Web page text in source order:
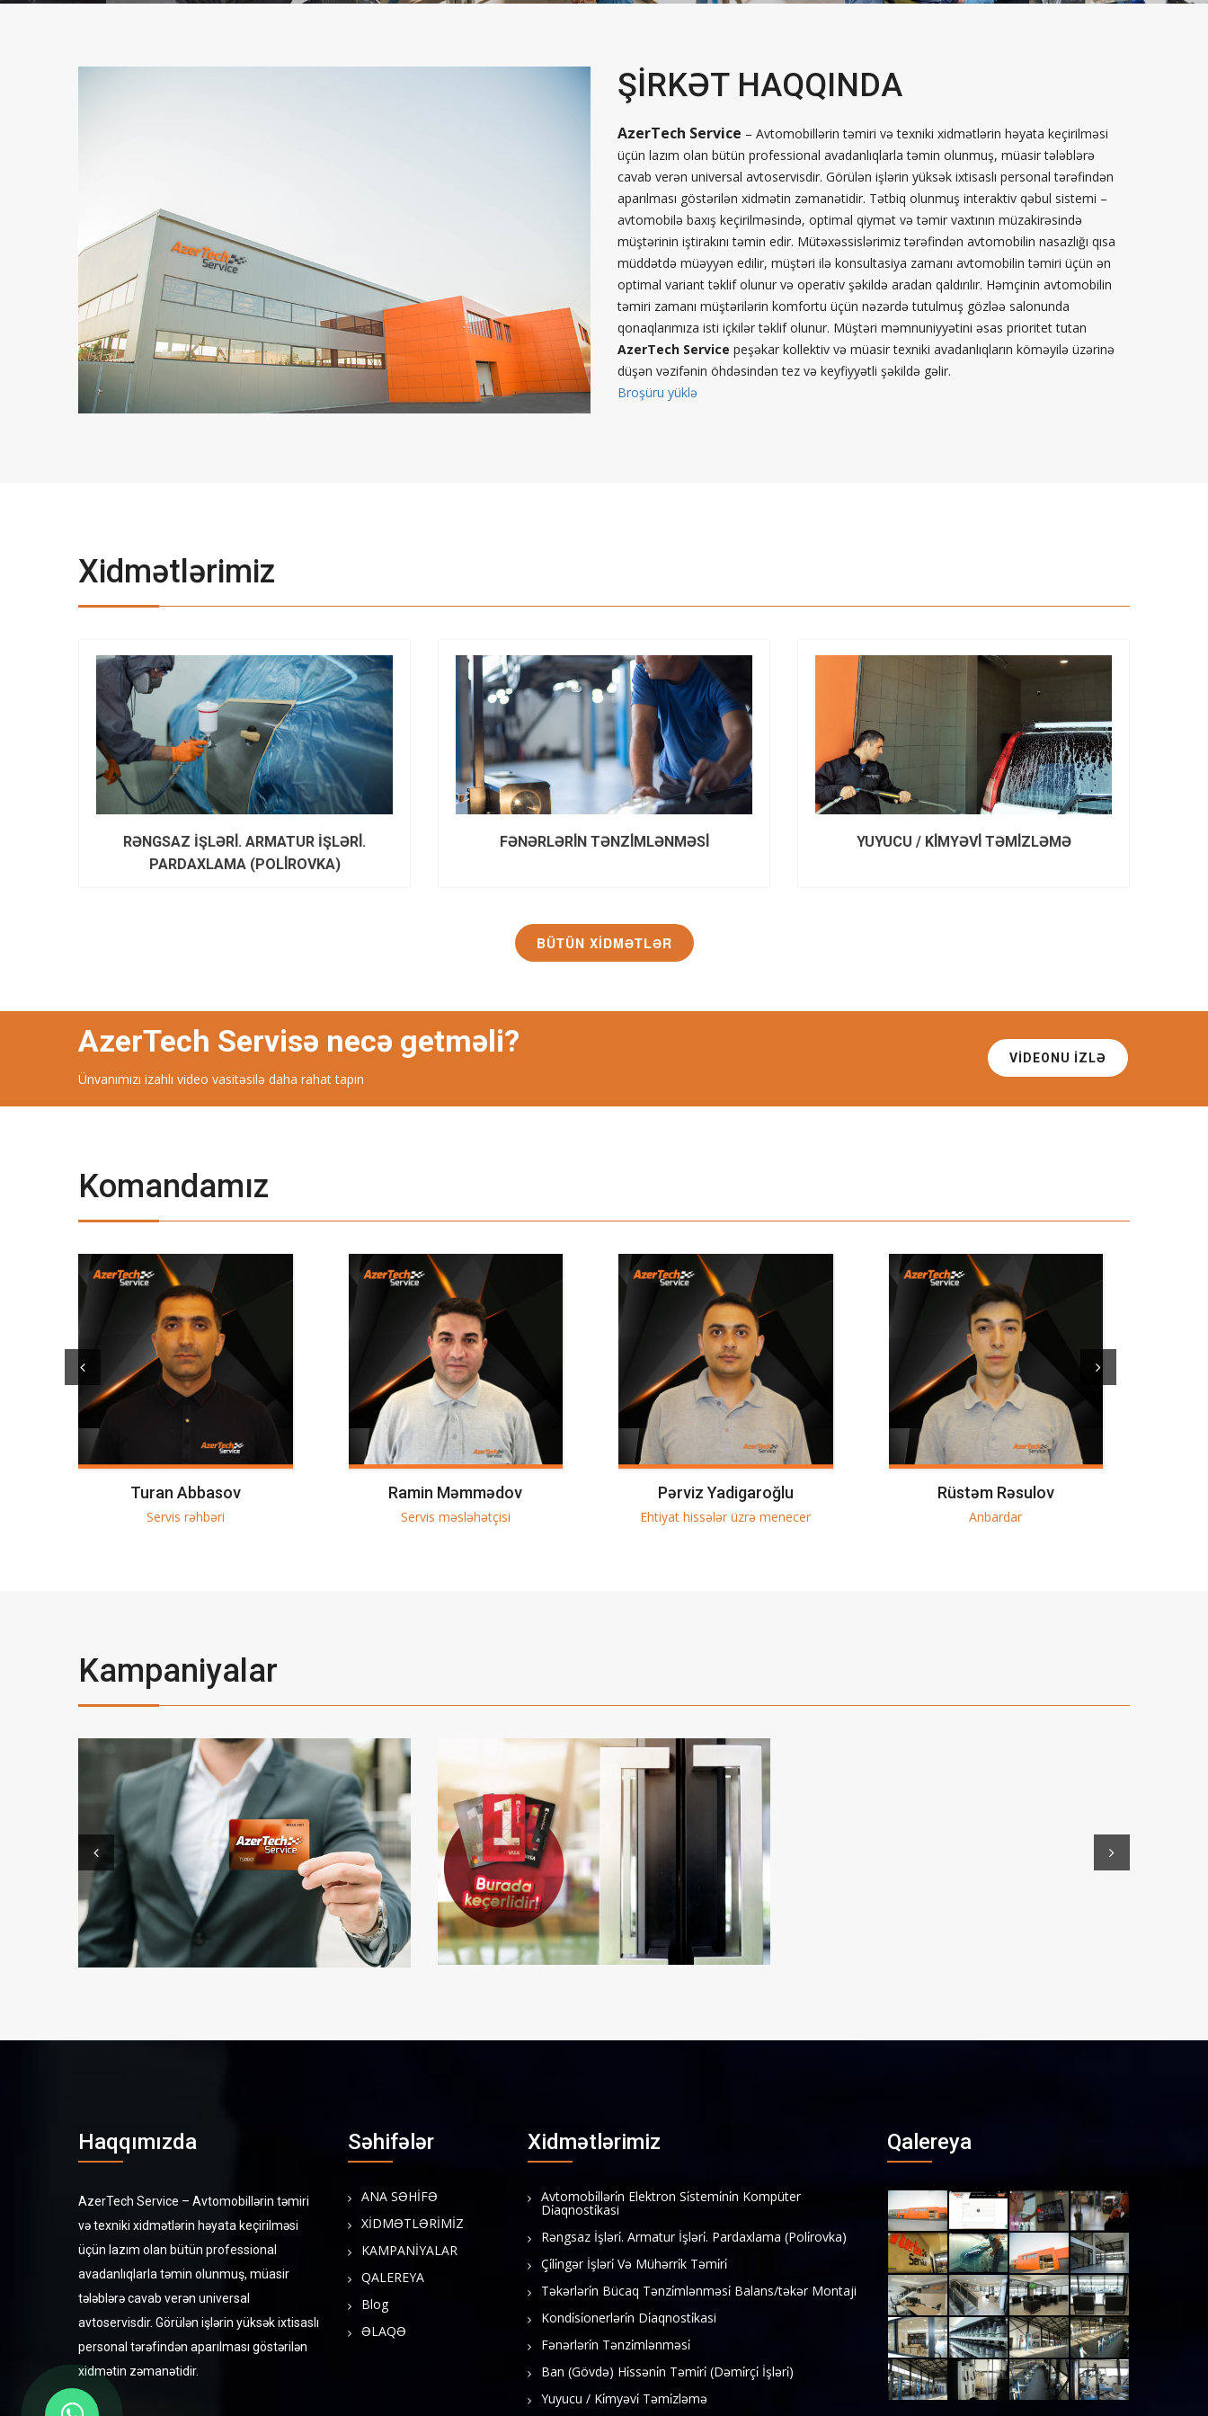
ŞİRKƏT HAQQINDA
AzerTech Service – Avtomobillərin təmiri və texniki xidmətlərin həyata keçirilməsi
üçün lazım olan bütün professional avadanlıqlarla təmin olunmuş, müasir tələblərə
cavab verən universal avtoservisdir. Görülən işlərin yüksək ixtisaslı personal tərəfindən
aparılması göstərilən xidmətin zəmanətidir. Tətbiq olunmuş interaktiv qəbul sistemi –
avtomobilə baxış keçirilməsində, optimal qiymət və təmir vaxtının müzakirəsində
müştərinin iştirakını təmin edir. Mütəxəssislərimiz tərəfindən avtomobilin nasazlığı qısa
müddətdə müəyyən edilir, müştəri ilə konsultasiya zamanı avtomobilin təmiri üçün ən
optimal variant təklif olunur və operativ şəkildə aradan qaldırılır. Həmçinin avtomobilin
təmiri zamanı müştərilərin komfortu üçün nəzərdə tutulmuş gözləə salonunda
qonaqlarımıza isti içkilər təklif olunur. Müştəri məmnuniyyətini əsas prioritet tutan
AzerTech Service peşəkar kollektiv və müasir texniki avadanlıqların köməyilə üzərinə
düşən vəzifənin öhdəsindən tez və keyfiyyətli şəkildə gəlir.
Broşüru yüklə
Xidmətlərimiz
RƏNGSAZ İŞLƏRİ. ARMATUR İŞLƏRİ.
PARDAXLAMA (POLİROVKA)
FƏNƏRLƏRİN TƏNZİMLƏNMƏSİ YUYUCU / KİMYƏVİ TƏMİZLƏMƏ
BÜTÜN XIDMƏTLƏR
AzerTech Servisə necə getməli?
Ünvanımızı izahlı video vasitəsilə daha rahat tapın
VIDEONU IZLƏ
Komandamız
Ramin Məmmədov
Servis məsləhətçisi
Pərviz Yadigaroğlu
Ehtiyat hissələr üzrə menecer
Rüstəm Rəsulov
Anbardar
Məhəmməd Osmanlı
Avtoçilingər
Kampaniyalar
Haqqımızda
AzerTech Service – Avtomobillərin təmiri
və texniki xidmətlərin həyata keçirilməsi
üçün lazım olan bütün professional
avadanlıqlarla təmin olunmuş, müasir
tələblərə cavab verən universal
avtoservisdir. Görülən işlərin yüksək ixtisaslı
personal tərəfindən aparılması göstərilən
xidmətin zəmanətidir.
Səhifələr
ANA SƏHİFƏ
XİDMƏTLƏRİMİZ
KAMPANİYALAR
QALEREYA
Blog
ƏLAQƏ
Xidmətlərimiz
Avtomobi̇lləri̇n Elektron Si̇stemi̇ni̇n Kompüter
Di̇aqnosti̇kasi
Rəngsaz İşləri̇. Armatur İşləri̇. Pardaxlama (Poli̇rovka)
Çi̇li̇ngər İşləri̇ Və Mühərri̇k Təmi̇ri̇
Təkərləri̇n Bücaq Tənzi̇mlənməsi̇ Balans/təkər Montaji
Kondi̇si̇onerləri̇n Di̇aqnosti̇kasi
Fənərləri̇n Tənzi̇mlənməsi̇
Ban (Gövdə) Hi̇ssəni̇n Təmi̇ri̇ (Dəmi̇rçi̇ İşləri̇)
Yuyucu / Ki̇myəvi̇ Təmi̇zləmə
Qalereya